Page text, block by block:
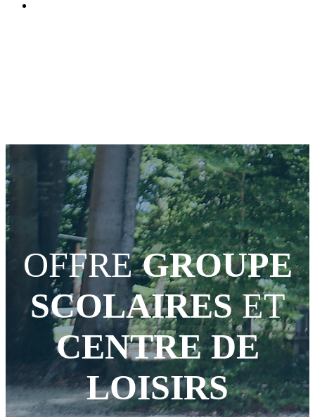
OFFREGROUPE
SCOLAIRESET
CENTRE DE
LOISIRS